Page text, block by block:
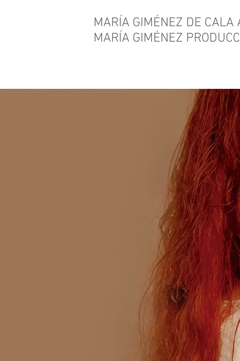
MARÍA GIMÉNEZ DE
MARÍA GIMÉNEZ